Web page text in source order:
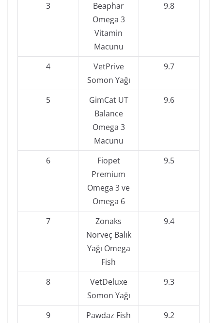
3
Beaphar
Omega 3
Vitamin
Macunu
9.8
4
VetPrive
Somon Yağı
9.7
5
GimCat UT
Balance
Omega 3
Macunu
9.6
6
Fiopet
Premium
Omega 3 ve
Omega 6
9.5
7
Zonaks
Norveç Balık
Yağı Omega
Fish
9.4
8
VetDeluxe
Somon Yağı
9.3
9
Pawdaz Fish
9.2